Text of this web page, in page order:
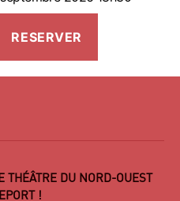
THÉÂTRE DU NORD-OUEST
!